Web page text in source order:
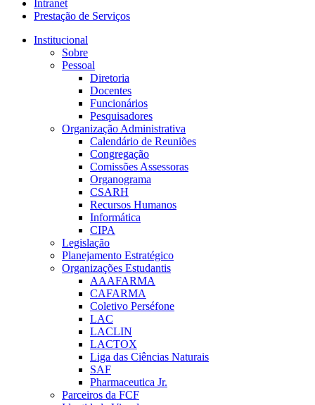
Intranet
Prestação de Serviços
Institucional
Sobre
Pessoal
Diretoria
Docentes
Funcionários
Pesquisadores
Organização Administrativa
Calendário de Reuniões
Congregação
Comissões Assessoras
Organograma
CSARH
Recursos Humanos
Informática
CIPA
Legislação
Planejamento Estratégico
Organizações Estudantis
AAAFARMA
CAFARMA
Coletivo Perséfone
LAC
LACLIN
LACTOX
Liga das Ciências Naturais
SAF
Pharmaceutica Jr.
Parceiros da FCF